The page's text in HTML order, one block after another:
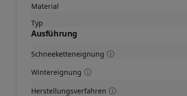
Material
Typ
Ausführung
Schneeketteneignung
Wintereignung
Herstellungsverfahren